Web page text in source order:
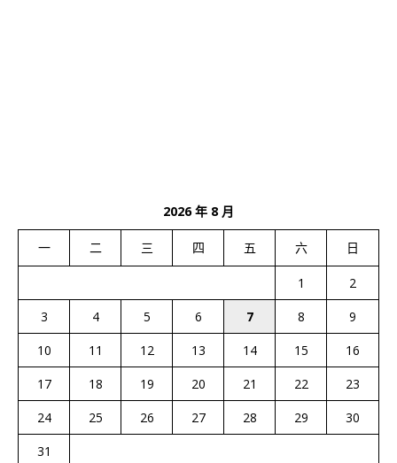
2026 年 8 月
一 二 三 四 五 六 日
1
2
3
4 5 6 7 8
9
10
11 12 13 14 15
16
17
18 19 20 21 22
23
24
25 26 27 28 29
30
31